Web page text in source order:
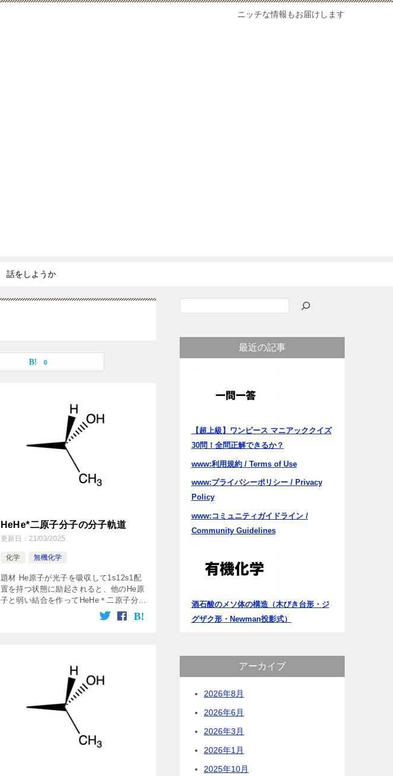
ニッチな情報もお届けします
話をしようか
0
HeHe*二原子分子の分子軌道
更新日： 21/03/2025
化学 無機化学
題材 He原子が光子を吸収して1s12s1配
置を持つ状態に励起されると、他のHe原
子と弱い結合を作ってHeHe＊二原子分子
を生じる。 この化学種の結合の分子軌道
を考える。 励起されたHe原子をここでは
最近の記事
【超上級】ワンピース マニアッククイズ
30問！全問正解できるか？
www:利用規約 / Terms of Use
www:プライバシーポリシー / Privacy
Policy
www:コミュニティガイドライン /
Community Guidelines
酒石酸のメソ体の構造（木びき台形・ジ
グザク形・Newman投影式）
アーカイブ
2026年8月
2026年6月
2026年3月
2026年1月
2025年10月